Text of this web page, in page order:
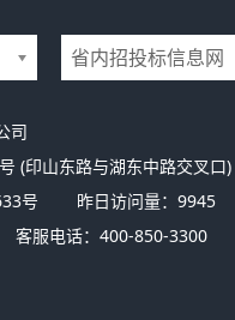
省内招投标信息网
司
(印山东路与湖东中路交叉口
号 昨日访问量： 9945
客服电话：400-850-3300